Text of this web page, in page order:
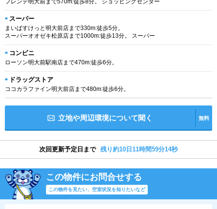
フレンテ明大前まで570m:徒歩8分。 ショッピングセンター
スーパー
まいばすけっと明大前店まで330m:徒歩5分。
スーパーオオゼキ松原店まで1000m:徒歩13分。 スーパー
コンビニ
ローソン明大前駅南店まで470m:徒歩6分。
ドラッグストア
ココカラファイン明大前店まで480m:徒歩6分。
立地や周辺環境について聞く 無料
次回更新予定日まで 残り約10日11時間59分14秒
この物件にお問合せする
この物件を見たい、空室状況を知りたいなど